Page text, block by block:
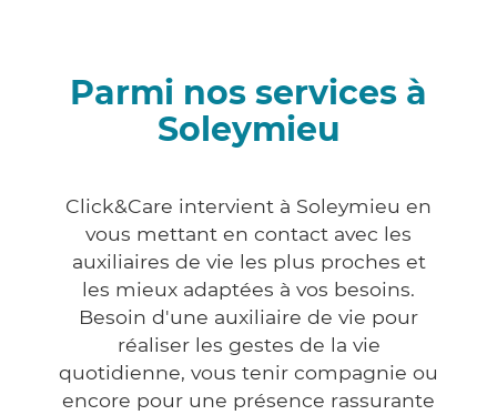
Parmi nos services à
Soleymieu
Click&Care intervient à Soleymieu en
vous mettant en contact avec les
auxiliaires de vie les plus proches et
les mieux adaptées à vos besoins.
Besoin d'une auxiliaire de vie pour
réaliser les gestes de la vie
quotidienne, vous tenir compagnie ou
encore pour une présence rassurante